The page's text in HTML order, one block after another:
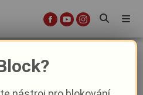
vodovodních
místní